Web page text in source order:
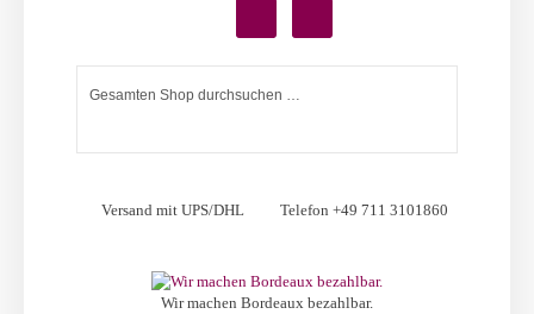
Versand mit UPS/DHL Telefon +49 711 3101860
Wir machen Bordeaux bezahlbar.